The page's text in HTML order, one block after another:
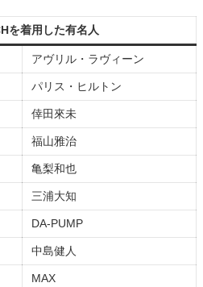
を着用した有名人
アヴリル・ラヴィーン
パリス・ヒルトン
倖田來未
福山雅治
亀梨和也
三浦大知
DA-PUMP
中島健人
MAX